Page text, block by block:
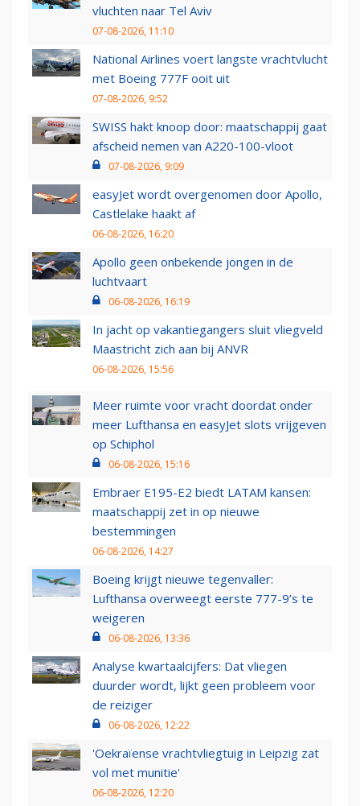
vluchten naar Tel Aviv
07-08-2026, 11:10
National Airlines voert langste vrachtvlucht
met Boeing 777F ooit uit
07-08-2026, 9:52
SWISS hakt knoop door: maatschappij gaat
afscheid nemen van A220-100-vloot
07-08-2026, 9:09
easyJet wordt overgenomen door Apollo,
Castlelake haakt af
06-08-2026, 16:20
Apollo geen onbekende jongen in de
luchtvaart
06-08-2026, 16:19
In jacht op vakantiegangers sluit vliegveld
Maastricht zich aan bij ANVR
06-08-2026, 15:56
Meer ruimte voor vracht doordat onder
meer Lufthansa en easyJet slots vrijgeven
op Schiphol
06-08-2026, 15:16
Embraer E195-E2 biedt LATAM kansen:
maatschappij zet in op nieuwe
bestemmingen
06-08-2026, 14:27
Boeing krijgt nieuwe tegenvaller:
Lufthansa overweegt eerste 777-9’s te
weigeren
06-08-2026, 13:36
Analyse kwartaalcijfers: Dat vliegen
duurder wordt, lijkt geen probleem voor
de reiziger
06-08-2026, 12:22
'Oekraïense vrachtvliegtuig in Leipzig zat
vol met munitie'
06-08-2026, 12:20